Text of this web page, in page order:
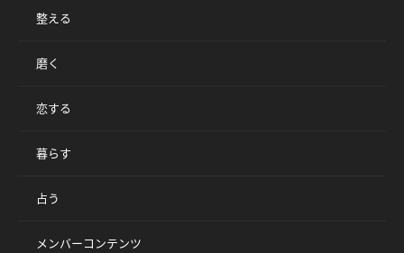
整える
磨く
恋する
暮らす
占う
メンバーコンテンツ